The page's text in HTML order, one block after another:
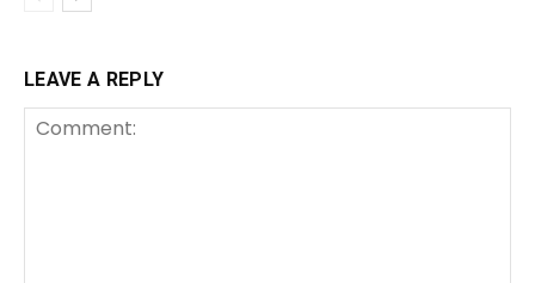
LEAVE A REPLY